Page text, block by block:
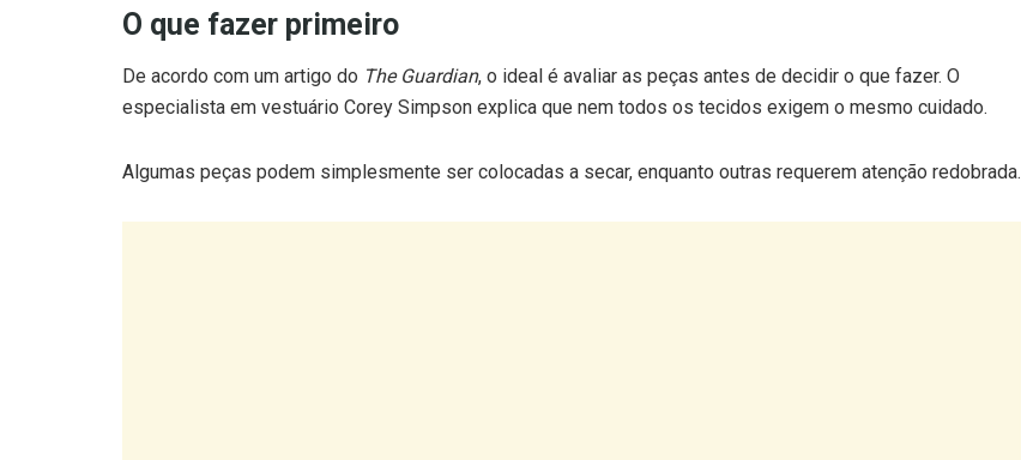
O que fazer primeiro
De acordo com um artigo do The Guardian, o ideal é avaliar as peças antes de decidir o que fazer. O
especialista em vestuário Corey Simpson explica que nem todos os tecidos exigem o mesmo cuidado.
Algumas peças podem simplesmente ser colocadas a secar, enquanto outras requerem atenção redobrada.